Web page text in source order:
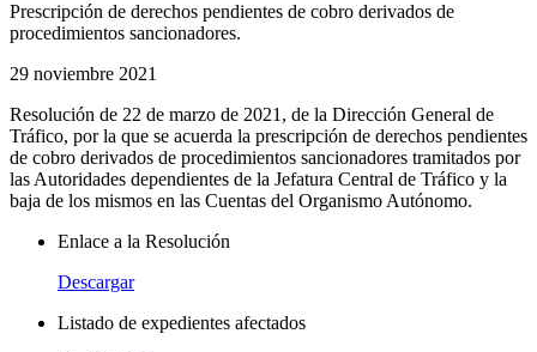
Prescripción de derechos pendientes de cobro derivados de
procedimientos sancionadores.
29 noviembre 2021
Resolución de 22 de marzo de 2021, de la Dirección General de
Tráfico, por la que se acuerda la prescripción de derechos pendientes
de cobro derivados de procedimientos sancionadores tramitados por
las Autoridades dependientes de la Jefatura Central de Tráfico y la
baja de los mismos en las Cuentas del Organismo Autónomo.
Enlace a la Resolución
Descargar
Listado de expedientes afectados